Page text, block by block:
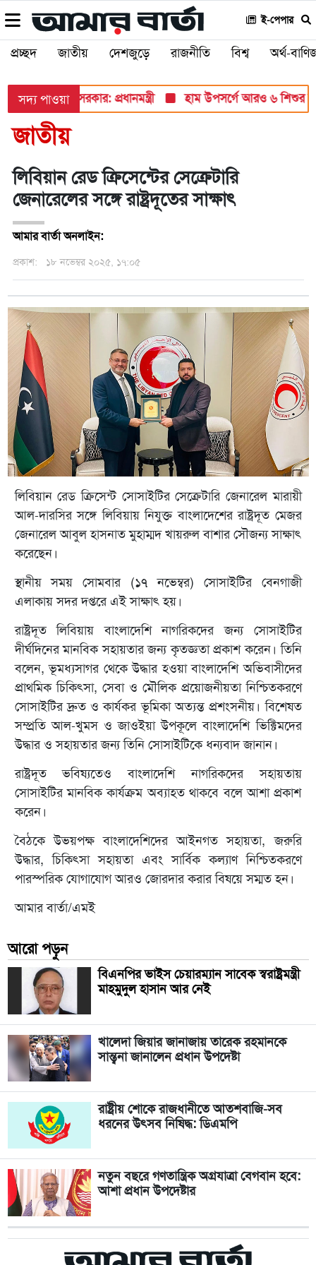
ই-পেপার
প্রচ্ছদ জাতীয় দেশজুড়ে রাজনীতি বিশ্ব অর্থ-
সদ্য পাওয়া
তুলে ধরবে সরকার: প্রধানমন্ত্রী হাম উপসর্গে আরও ৬ শিশুর
জাতীয়
লিবিয়ান রেড ক্রিসেন্টের সেক্রেটারি
জেনারেলের সঙ্গে রাষ্ট্রদূতের সাক্ষাৎ
আমার বার্তা অনলাইন:
প্রকাশ: ১৮ নভেম্বর ২০২৫, ১৭:০৫
লিবিয়ান রেড ক্রিসেন্ট সোসাইটির সেক্রেটারি জেনারেল মারায়ী
আল-দারসির সঙ্গে লি‌বিয়ায় নিযুক্ত বাংলা‌দে‌শের রাষ্ট্রদূত মেজর
জেনারেল আবুল হাসনাত মুহাম্মদ খায়রুল বাশার সৌজন্য সাক্ষাৎ
করেছেন।
স্থানীয় সময় সোমবার (১৭ ন‌ভেম্বর) সোসাইটির বেনগাজী
এলাকায় সদর দপ্তরে এই সাক্ষাৎ হয়।
রাষ্ট্রদূত লিবিয়ায় বাংলাদেশি নাগরিকদের জন্য সোসাইটির
দীর্ঘদিনের মানবিক সহায়তার জন্য কৃতজ্ঞতা প্রকাশ করেন। তিনি
বলেন, ভূমধ্যসাগর থেকে উদ্ধার হওয়া বাংলাদেশি অভিবাসীদের
প্রাথমিক চিকিৎসা, সেবা ও মৌলিক প্রয়োজনীয়তা নিশ্চিতকরণে
সোসাইটির দ্রুত ও কার্যকর ভূমিকা অত্যন্ত প্রশংসনীয়। বিশেষত
সম্প্রতি আল-খুমস ও জাওইয়া উপকূলে বাংলাদেশি ভিক্টিমদের
উদ্ধার ও সহায়তার জন্য তিনি সোসাইটিকে ধন্যবাদ জানান।
রাষ্ট্রদূত ভবিষ্যতেও বাংলাদেশি নাগরিকদের সহায়তায়
সোসাইটির মানবিক কার্যক্রম অব্যাহত থাকবে বলে আশা প্রকাশ
করেন।
বৈঠকে উভয়পক্ষ বাংলাদেশিদের আইনগত সহায়তা, জরুরি
উদ্ধার, চিকিৎসা সহায়তা এবং সার্বিক কল্যাণ নিশ্চিতকরণে
পারস্পরিক যোগাযোগ আরও জোরদার করার বিষয়ে সম্মত হন।
আমার বার্তা/এমই
আরো পড়ুন
বিএনপির ভাইস চেয়ারম্যান সাবেক স্বরাষ্ট্রমন্ত্রী
মাহমুদুল হাসান আর নেই
খালেদা জিয়ার জানাজায় তারেক রহমানকে
সান্ত্বনা জানালেন প্রধান উপদেষ্টা
রাষ্ট্রীয় শোকে রাজধানীতে আতশবাজি-সব
ধরনের উৎসব নিষিদ্ধ: ডিএমপি
নতুন বছরে গণতান্ত্রিক অগ্রযাত্রা বেগবান হবে:
আশা প্রধান উপদেষ্টার